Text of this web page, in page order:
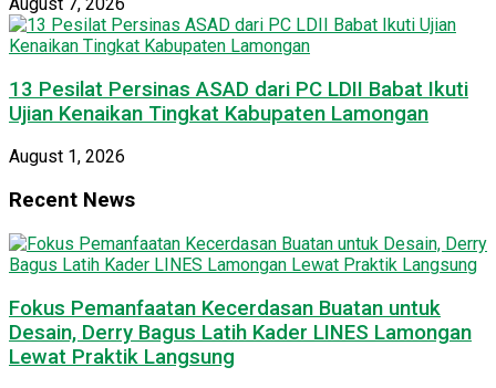
13 Pesilat Persinas ASAD dari PC LDII Babat Ikuti
Ujian Kenaikan Tingkat Kabupaten Lamongan
August 1, 2026
Recent News
Fokus Pemanfaatan Kecerdasan Buatan untuk
Desain, Derry Bagus Latih Kader LINES Lamongan
Lewat Praktik Langsung